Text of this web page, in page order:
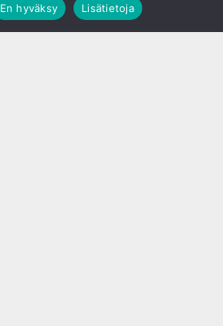
En hyväksy Lisätietoja